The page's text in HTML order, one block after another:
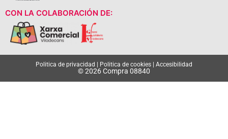
CON LA COLABORACIÓN DE:
Politica de privacidad | Politica de cookies | Accesibilidad
© 2026 Compra 08840